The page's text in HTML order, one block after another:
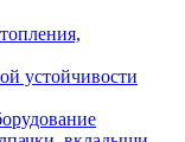
устойчивости